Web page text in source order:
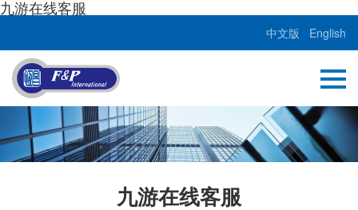
九游在线客服
中文版 English
九游在线客服